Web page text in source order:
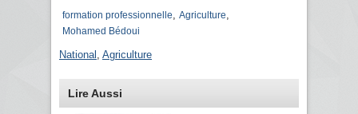
formation professionnelle
Agriculture
Mohamed Bédoui
National Agriculture
Lire Aussi